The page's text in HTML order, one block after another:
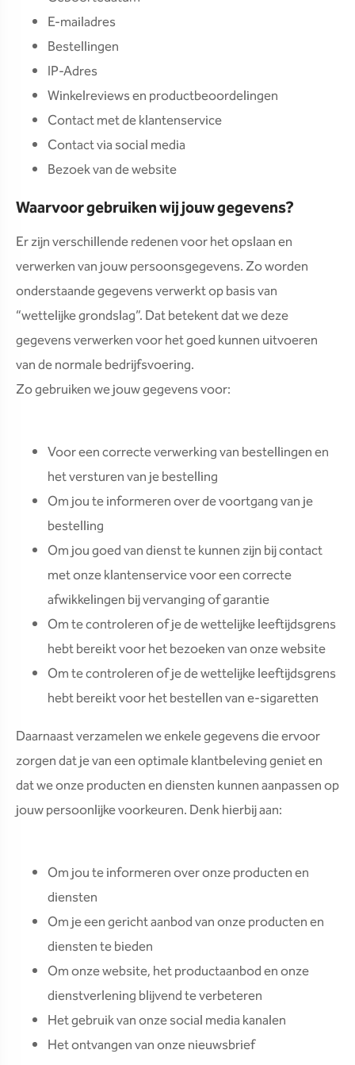
E-mailadres
Bestellingen
IP-Adres
Winkelreviews en productbeoordelingen
Contact met de klantenservice
Contact via social media
Bezoek van de website
Waarvoor gebruiken wij jouw gegevens?
Er zijn verschillende redenen voor het opslaan en
verwerken van jouw persoonsgegevens. Zo worden
onderstaande gegevens verwerkt op basis van
“wettelijke grondslag”. Dat betekent dat we deze
gegevens verwerken voor het goed kunnen uitvoeren
van de normale bedrijfsvoering.
Zo gebruiken we jouw gegevens voor:
Voor een correcte verwerking van bestellingen en
het versturen van je bestelling
Om jou te informeren over de voortgang van je
bestelling
Om jou goed van dienst te kunnen zijn bij contact
met onze klantenservice voor een correcte
afwikkelingen bij vervanging of garantie
Om te controleren of je de wettelijke leeftijdsgrens
hebt bereikt voor het bezoeken van onze website
Om te controleren of je de wettelijke leeftijdsgrens
hebt bereikt voor het bestellen van e-sigaretten
Daarnaast verzamelen we enkele gegevens die ervoor
zorgen dat je van een optimale klantbeleving geniet en
dat we onze producten en diensten kunnen aanpassen op
jouw persoonlijke voorkeuren. Denk hierbij aan:
Om jou te informeren over onze producten en
diensten
Om je een gericht aanbod van onze producten en
diensten te bieden
Om onze website, het productaanbod en onze
dienstverlening blijvend te verbeteren
Het gebruik van onze social media kanalen
Het ontvangen van onze nieuwsbrief